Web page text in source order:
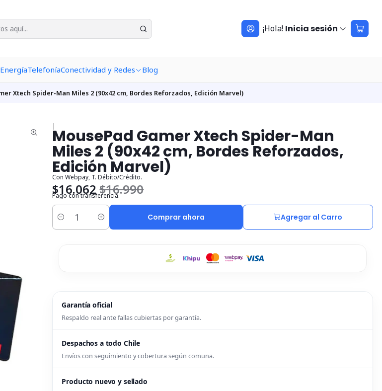
¡Hola! Inicia sesión
EnergíaTelefoníaConectividad y Redes Blog
Xtech Spider-Man Miles 2 (90x42 cm, Bordes Reforzados, Edición Marvel)
|MousePad Gamer Xtech Spider-Man
Miles 2 (90x42 cm, Bordes Reforzados,
Edición Marvel)
Con Webpay, T. Débito/Crédito.
$16.062$16.990
Pago con transferencia.
Cantidad
Agregar al Carro
Comprar ahora
Garantía oficial
Respaldo real ante fallas cubiertas por garantía.
Despachos a todo Chile
Envíos con seguimiento y cobertura según comuna.
Producto nuevo y sellado